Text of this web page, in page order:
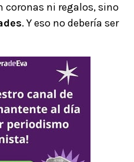
coronas ni regalos, sino
. Y eso no debería ser